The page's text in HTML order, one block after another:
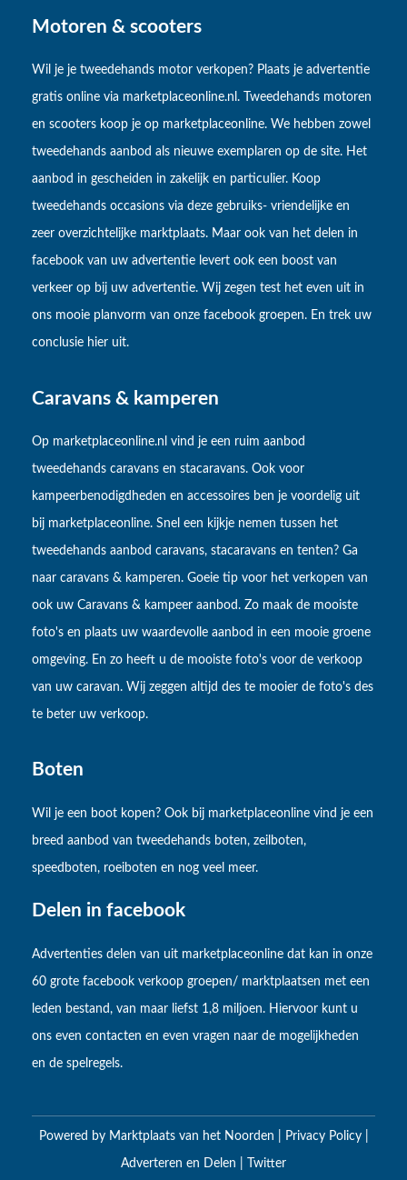
Motoren & scooters
Wil je je tweedehands motor verkopen? Plaats je advertentie
gratis online via marketplaceonline.nl. Tweedehands motoren
en scooters koop je op marketplaceonline. We hebben zowel
tweedehands aanbod als nieuwe exemplaren op de site. Het
aanbod in gescheiden in zakelijk en particulier. Koop
tweedehands occasions via deze gebruiks- vriendelijke en
zeer overzichtelijke marktplaats. Maar ook van het delen in
facebook van uw advertentie levert ook een boost van
verkeer op bij uw advertentie. Wij zegen test het even uit in
ons mooie planvorm van onze facebook groepen. En trek uw
conclusie hier uit.
Caravans & kamperen
Op marketplaceonline.nl vind je een ruim aanbod
tweedehands caravans en stacaravans. Ook voor
kampeerbenodigdheden en accessoires ben je voordelig uit
bij marketplaceonline. Snel een kijkje nemen tussen het
tweedehands aanbod caravans, stacaravans en tenten? Ga
naar caravans & kamperen. Goeie tip voor het verkopen van
ook uw Caravans & kampeer aanbod. Zo maak de mooiste
foto's en plaats uw waardevolle aanbod in een mooie groene
omgeving. En zo heeft u de mooiste foto's voor de verkoop
van uw caravan. Wij zeggen altijd des te mooier de foto's des
te beter uw verkoop.
Boten
Wil je een boot kopen? Ook bij marketplaceonline vind je een
breed aanbod van tweedehands boten, zeilboten,
speedboten, roeiboten en nog veel meer.
Delen in facebook
Advertenties delen van uit marketplaceonline dat kan in onze
60 grote facebook verkoop groepen/ marktplaatsen met een
leden bestand, van maar liefst 1,8 miljoen. Hiervoor kunt u
ons even contacten en even vragen naar de mogelijkheden
en de spelregels.
Powered by Marktplaats van het Noorden Privacy Policy
Adverteren en Delen Twitter